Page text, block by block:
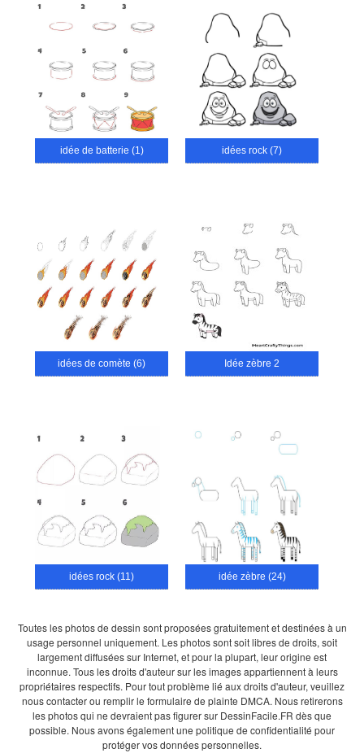
idée de batterie (1) idées rock (7)
idées de comète (6) Idée zèbre 2
idées rock (11) idée zèbre (24)
Toutes les photos de dessin sont proposées gratuitement et destinées à un
usage personnel uniquement. Les photos sont soit libres de droits, soit
largement diffusées sur Internet, et pour la plupart, leur origine est
inconnue. Tous les droits d'auteur sur les images appartiennent à leurs
propriétaires respectifs. Pour tout problème lié aux droits d'auteur, veuillez
nous contacter ou remplir le formulaire de plainte DMCA. Nous retirerons
les photos qui ne devraient pas figurer sur DessinFacile.FR dès que
possible. Nous avons également une politique de confidentialité pour
protéger vos données personnelles.